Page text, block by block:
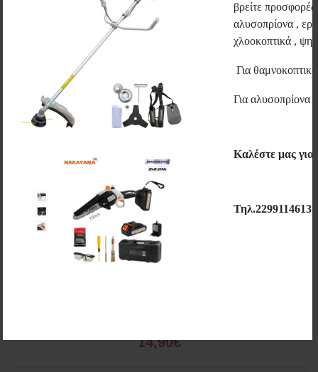
14,90€
βρείτε
αλυσοπρίονα ,
χλοοκοπτικά ,
Για
Για αλυσοπρίονα
Καλέστε μας για
Τηλ.2299114613